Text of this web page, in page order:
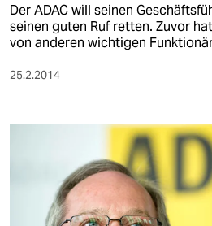
Der ADAC will seinen
seinen guten Ruf retten. Zuvor
von anderen wichtigen
25.2.2014